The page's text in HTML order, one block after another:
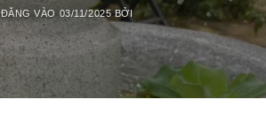
ĐĂNG VÀO 03/11/2025 BỞI